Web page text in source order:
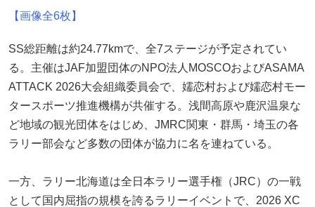
【画像全6枚】
SS総距離は約24.77kmで、全7ステージが予定されてい
る。主催はJAF加盟団体のNPO法人MOSCOおよびASAMA
ATTACK 2026大会組織委員会で、嬬恋村および嬬恋村モー
タースポーツ推進機構が共催する。浅間高原や鹿沢温泉な
ど地域の観光団体をはじめ、JMRC関東・群馬・埼玉の各
ラリー部会など多数の団体が協力に名を連ねている。
一方、ラリー北海道は全日本ラリー選手権（JRC）の一戦
として国内屈指の規模を誇るラリーイベントで、2026 XC